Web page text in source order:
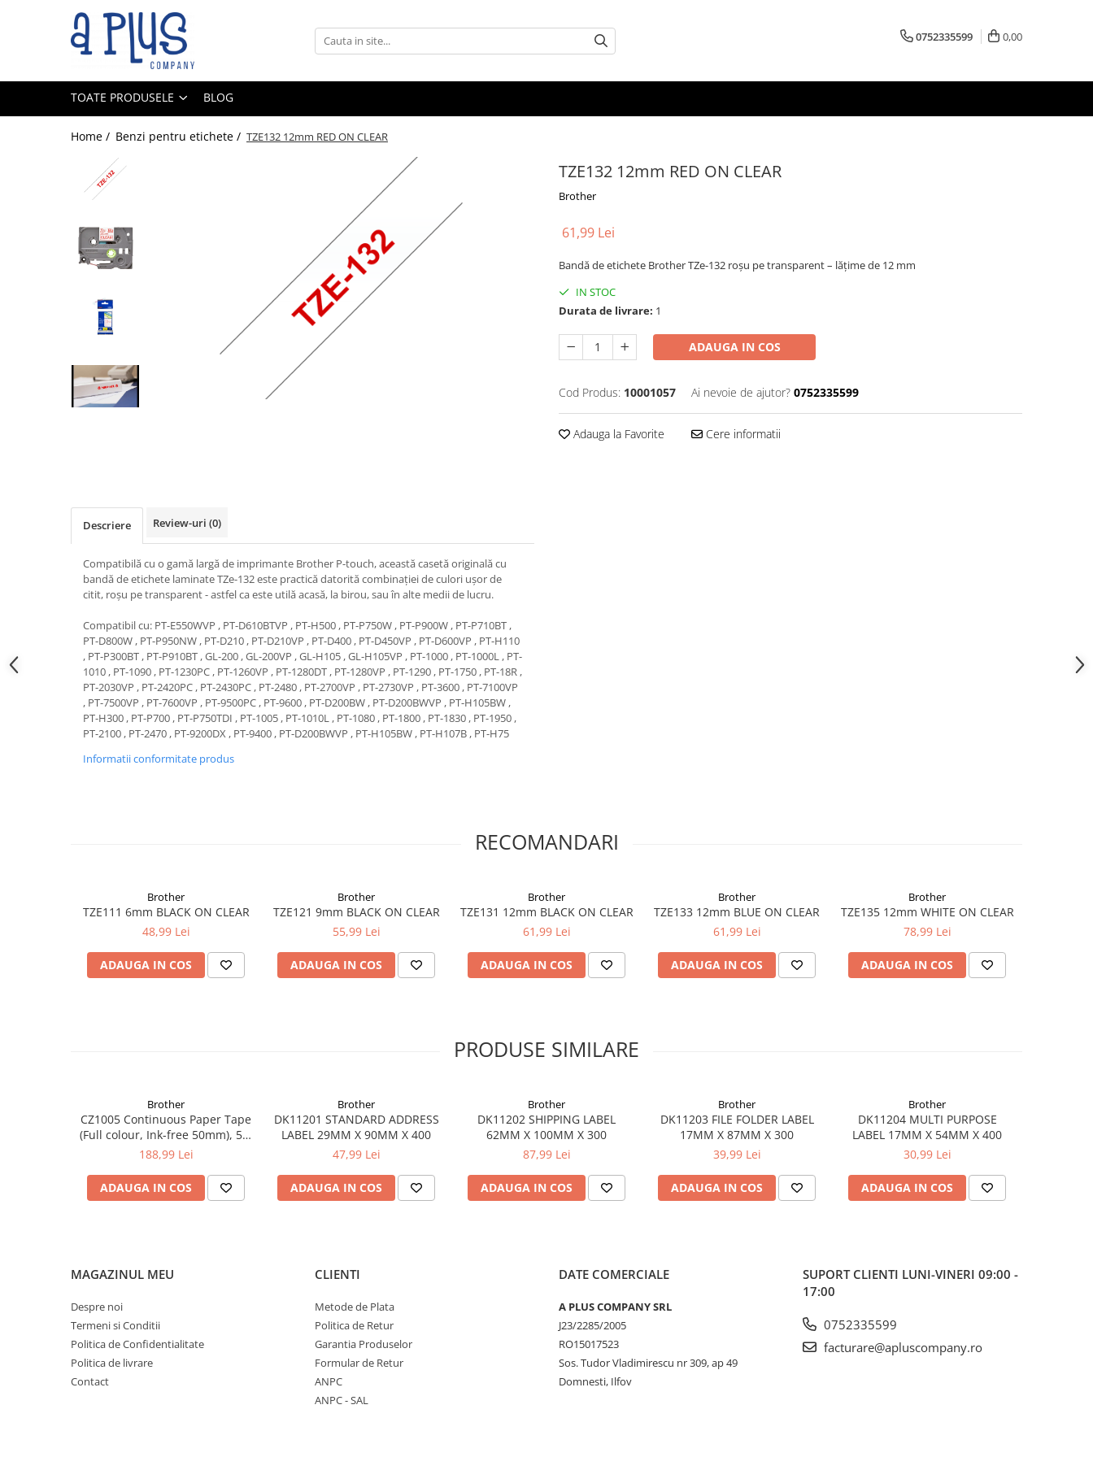
Toate Produsele
Cartuse toner
Unitate cilindru (Drum unit)
0752335599 0,00
TOATE PRODUSELE BLOG
Home / Benzi pentru etichete / TZE132 12mm RED ON CLEAR
TZE132 12mm RED ON CLEAR
Brother
61,99 Lei
Bandă de etichete Brother TZe-132 roșu pe transparent – lățime de 12 mm
IN STOC
Durata de livrare: 1
ADAUGA IN COS
Cod Produs: 10001057 Ai nevoie de ajutor? 0752335599
Adauga la Favorite Cere informatii
Descriere Review-uri (0)
Compatibilă cu o gamă largă de imprimante Brother P-touch, această casetă originală cu
bandă de etichete laminate TZe-132 este practică datorită combinației de culori ușor de
citit, roșu pe transparent - astfel ca este utilă acasă, la birou, sau în alte medii de lucru.
Compatibil cu: PT-E550WVP , PT-D610BTVP , PT-H500 , PT-P750W , PT-P900W , PT-P710BT ,
PT-D800W , PT-P950NW , PT-D210 , PT-D210VP , PT-D400 , PT-D450VP , PT-D600VP , PT-H110
, PT-P300BT , PT-P910BT , GL-200 , GL-200VP , GL-H105 , GL-H105VP , PT-1000 , PT-1000L , PT-
1010 , PT-1090 , PT-1230PC , PT-1260VP , PT-1280DT , PT-1280VP , PT-1290 , PT-1750 , PT-18R ,
PT-2030VP , PT-2420PC , PT-2430PC , PT-2480 , PT-2700VP , PT-2730VP , PT-3600 , PT-7100VP
, PT-7500VP , PT-7600VP , PT-9500PC , PT-9600 , PT-D200BW , PT-D200BWVP , PT-H105BW ,
PT-H300 , PT-P700 , PT-P750TDI , PT-1005 , PT-1010L , PT-1080 , PT-1800 , PT-1830 , PT-1950 ,
PT-2100 , PT-2470 , PT-9200DX , PT-9400 , PT-D200BWVP , PT-H105BW , PT-H107B , PT-H75
Informatii conformitate produs
RECOMANDARI
Brother
TZE111 6mm BLACK ON CLEAR
48,99 Lei
ADAUGA IN COS
Brother
TZE121 9mm BLACK ON CLEAR
55,99 Lei
ADAUGA IN COS
Brother
TZE131 12mm BLACK ON CLEAR
61,99 Lei
ADAUGA IN COS
Brother
TZE133 12mm BLUE ON CLEAR
61,99 Lei
ADAUGA IN COS
Brother
TZE135 12mm WHITE ON CLEAR
78,99 Lei
ADAUGA IN COS
PRODUSE SIMILARE
Brother
CZ1005 Continuous Paper Tape
(Full colour, Ink-free 50mm), 5m
lungime; pt. VC-500W
188,99 Lei
ADAUGA IN COS
Brother
DK11201 STANDARD ADDRESS
LABEL 29MM X 90MM X 400
47,99 Lei
ADAUGA IN COS
Brother
DK11202 SHIPPING LABEL
62MM X 100MM X 300
87,99 Lei
ADAUGA IN COS
Brother
DK11203 FILE FOLDER LABEL
17MM X 87MM X 300
39,99 Lei
ADAUGA IN COS
Brother
DK11204 MULTI PURPOSE
LABEL 17MM X 54MM X 400
30,99 Lei
ADAUGA IN COS
MAGAZINUL MEU
Despre noi
Termeni si Conditii
Politica de Confidentialitate
Politica de livrare
Contact
CLIENTI
Metode de Plata
Politica de Retur
Garantia Produselor
Formular de Retur
ANPC
ANPC - SAL
DATE COMERCIALE
A PLUS COMPANY SRL
J23/2285/2005
RO15017523
Sos. Tudor Vladimirescu nr 309, ap 49
Domnesti, Ilfov
SUPORT CLIENTI LUNI-VINERI 09:00 -
17:00
0752335599
facturare@apluscompany.ro